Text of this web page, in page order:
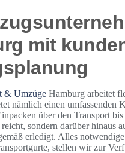
mit
& Umzüge Hamburg arbeitet
nämlich einen umfassenden
über den Transport
sondern darüber hinaus
erledigt. Alles
stellen wir zur